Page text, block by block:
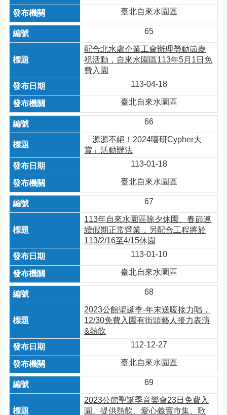
臺北自來水園區
65
配合北水處企業工會辦理勞動節慶
祝活動，自來水園區113年5月1日免
費入園
113-04-18
臺北自來水園區
66
「源源不絕！2024嘻研Cypher大
賞」活動辦法
113-01-18
臺北自來水園區
67
113年自來水園區除夕休園、春節連
續假期正常營業，另配合工程將於
113/2/16至4/15休園
113-01-10
臺北自來水園區
68
2023公館聖誕季-年末送暖接力唱，
12/30免費入園有街頭藝人接力表演
&熱飲
112-12-27
臺北自來水園區
69
2023公館聖誕季音樂會23日免費入
園、提供熱飲、愛心義賣市集、歌